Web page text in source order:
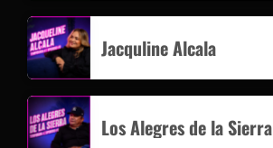
Jacquline Alcala
Los Alegres de la Sierra